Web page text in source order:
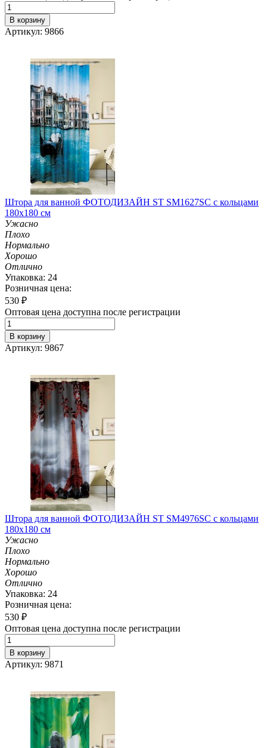
В корзину
Артикул: 9866
Штора для ванной ФОТОДИЗАЙН ST SM1627SC с кольцами
180х180 см
Ужасно
Плохо
Нормально
Хорошо
Отлично
Упаковка: 24
Розничная цена:
530 ₽
Оптовая цена доступна после регистрации
В корзину
Артикул: 9867
Штора для ванной ФОТОДИЗАЙН ST SM4976SC с кольцами
180х180 см
Ужасно
Плохо
Нормально
Хорошо
Отлично
Упаковка: 24
Розничная цена:
530 ₽
Оптовая цена доступна после регистрации
В корзину
Артикул: 9871